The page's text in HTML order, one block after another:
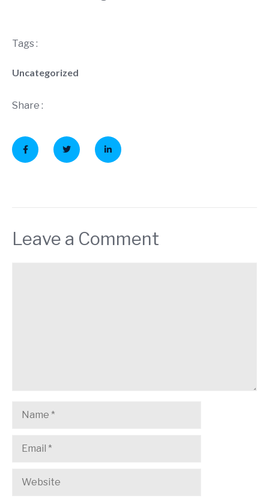
Tags :
Uncategorized
Share :
Leave a Comment